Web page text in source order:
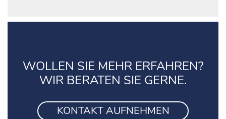
WOLLEN SIE MEHR ERFAHREN?
WIR BERATEN SIE GERNE.
KONTAKT AUFNEHMEN